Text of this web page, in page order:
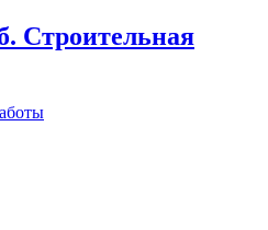
Строительная